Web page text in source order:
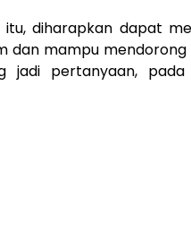
itu, diharapkan dapat
dan mampu
jadi pertanyaan,